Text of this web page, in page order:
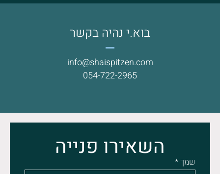
בוא.י נהיה בקשר
info@shaispitzen.com
054-722-2965
השאירו פנייה
שמך *